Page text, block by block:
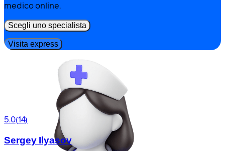
medico online.
Scegli uno specialista
Visita express
5.0(14)
Sergey Ilyasov